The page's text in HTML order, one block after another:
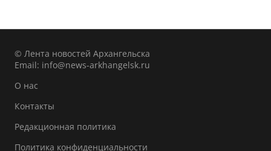
© Лента новостей Архангельска
Email: info@news-arkhangelsk.ru
О нас
Контакты
Редакционная политика
Политика конфиденциальности